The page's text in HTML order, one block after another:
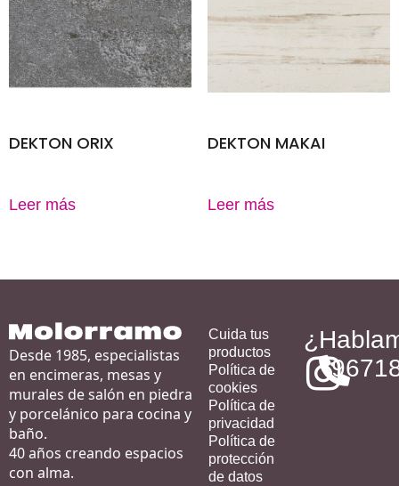
DEKTON ORIX
Leer más
DEKTON MAKAI
Leer más
Desde 1985, especialistas
en encimeras, mesas y
murales de salón en piedra
y porcelánico para cocina y
baño.
40 años creando espacios
con alma.
Cuida tus
productos
Política de
cookies
Política de
privacidad
Política de
protección
de datos